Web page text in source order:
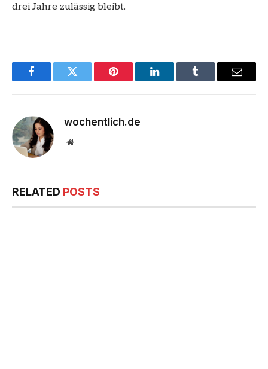
drei Jahre zulässig bleibt.
FacebookTwitter Pinterest LinkedInTumblr Email
wochentlich.de
Website
RELATED POSTS